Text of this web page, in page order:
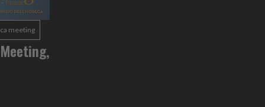
meeting